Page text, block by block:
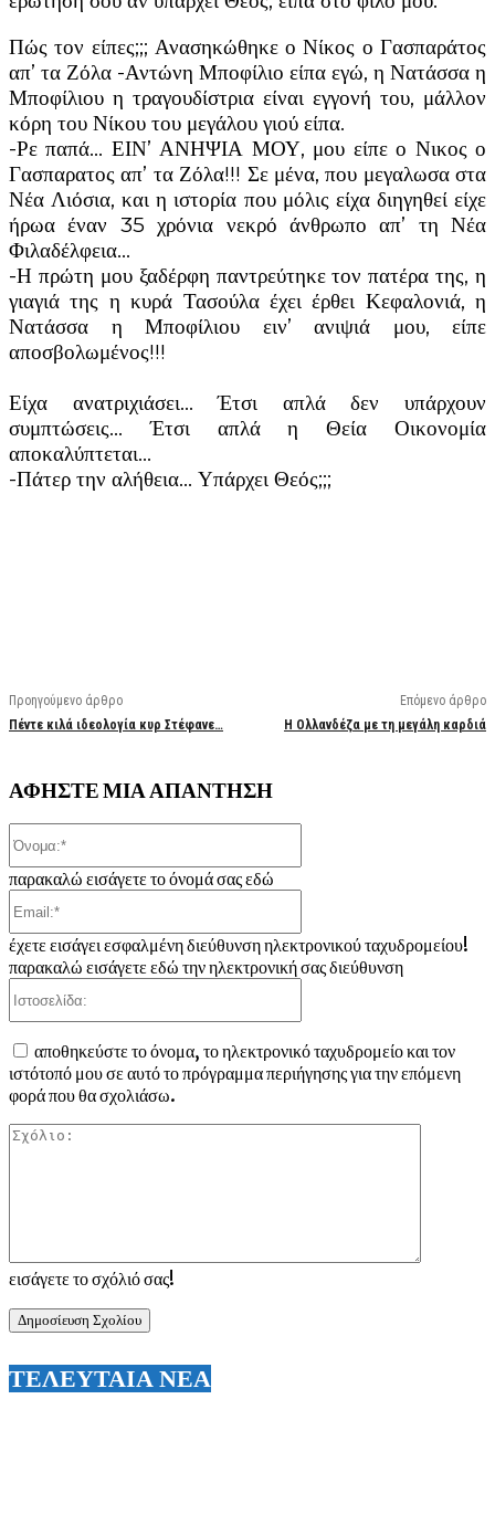
Πώς τον είπες;;; Ανασηκώθηκε ο Νίκος ο Γασπαράτος
απ’ τα Ζόλα -Αντώνη Μποφίλιο είπα εγώ, η Νατάσσα η
Μποφίλιου η τραγουδίστρια είναι εγγονή του, μάλλον
κόρη του Νίκου του μεγάλου γιού είπα.
-Ρε παπά… ΕΙΝ’ ΑΝΗΨΙΑ ΜΟΥ, μου είπε ο Νικος ο
Γασπαρατος απ’ τα Ζόλα!!! Σε μένα, που μεγαλωσα στα
Νέα Λιόσια, και η ιστορία που μόλις είχα διηγηθεί είχε
ήρωα έναν 35 χρόνια νεκρό άνθρωπο απ’ τη Νέα
Φιλαδέλφεια…
-Η πρώτη μου ξαδέρφη παντρεύτηκε τον πατέρα της, η
γιαγιά της η κυρά Τασούλα έχει έρθει Κεφαλονιά, η
Νατάσσα η Μποφίλιου ειν’ ανιψιά μου, είπε
αποσβολωμένος!!!
Είχα ανατριχιάσει… Έτσι απλά δεν υπάρχουν
συμπτώσεις… Έτσι απλά η Θεία Οικονομία
αποκαλύπτεται…
-Πάτερ την αλήθεια… Υπάρχει Θεός;;;
Προηγούμενο άρθρο
Πέντε κιλά ιδεολογία κυρ Στέφανε…
Επόμενο άρθρο
Η Ολλανδέζα με τη μεγάλη καρδιά
ΑΦΗΣΤΕ ΜΙΑ ΑΠΑΝΤΗΣΗ
εισάγετε το σχόλιό σας!
παρακαλώ εισάγετε το όνομά σας εδώ
έχετε εισάγει εσφαλμένη διεύθυνση ηλεκτρονικού ταχυδρομείου!
παρακαλώ εισάγετε εδώ την ηλεκτρονική σας διεύθυνση
αποθηκεύστε το όνομα, το ηλεκτρονικό ταχυδρομείο και τον
ιστότοπό μου σε αυτό το πρόγραμμα περιήγησης για την επόμενη
φορά που θα σχολιάσω.
ΤΕΛΕΥΤΑΙΑ ΝΕΑ